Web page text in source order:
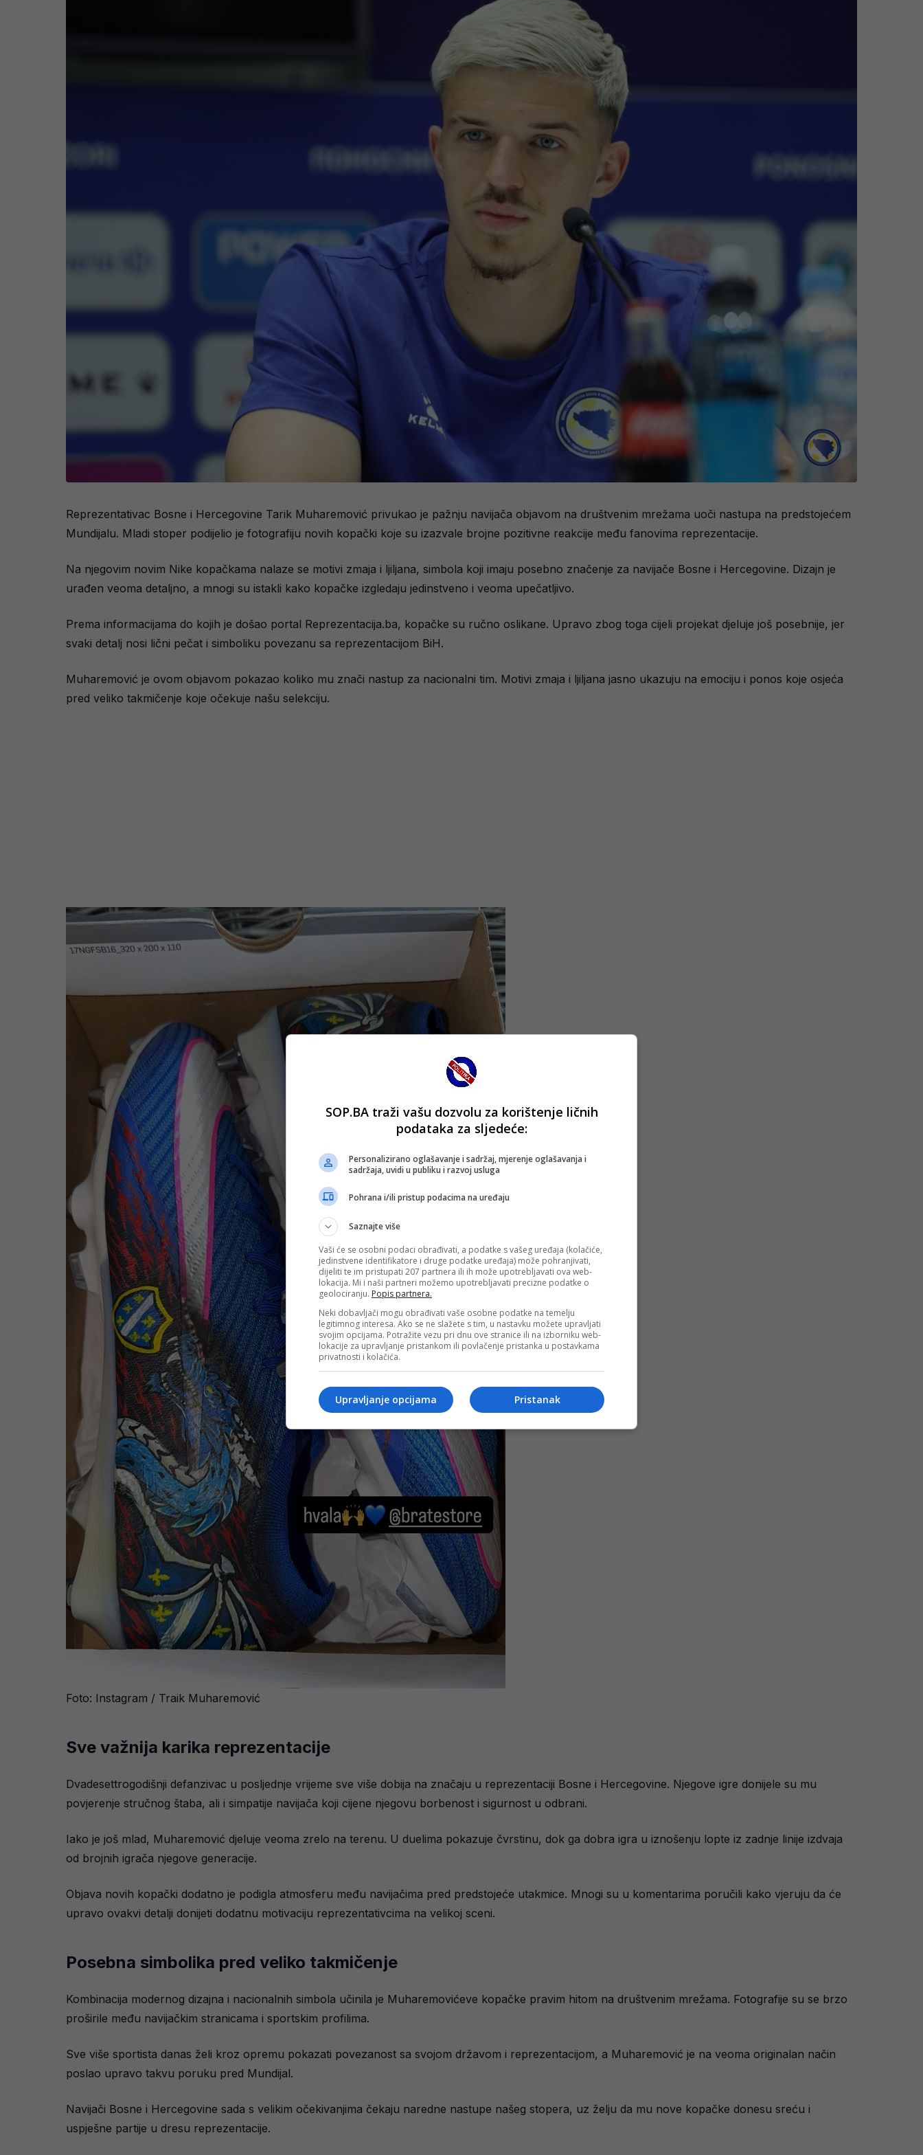
Reprezentativac Bosne i Hercegovine Tarik Muharemović privukao je pažnju navijača objavom na društvenim mrežama uoči nastupa na predstojećem
Mundijalu. Mladi stoper podijelio je fotografiju novih kopački koje su izazvale brojne pozitivne reakcije među fanovima reprezentacije.
Na njegovim novim Nike kopačkama nalaze se motivi zmaja i ljiljana, simbola koji imaju posebno značenje za navijače Bosne i Hercegovine. Dizajn je
urađen veoma detaljno, a mnogi su istakli kako kopačke izgledaju jedinstveno i veoma upečatljivo.
Prema informacijama do kojih je došao portal Reprezentacija.ba, kopačke su ručno oslikane. Upravo zbog toga cijeli projekat djeluje još posebnije, jer
svaki detalj nosi lični pečat i simboliku povezanu sa reprezentacijom BiH.
Muharemović je ovom objavom pokazao koliko mu znači nastup za nacionalni tim. Motivi zmaja i ljiljana jasno ukazuju na emociju i ponos koje osjeća
pred veliko takmičenje koje očekuje našu selekciju.
Foto: Instagram / Traik Muharemović
Sve važnija karika reprezentacije
Dvadesettrogodišnji defanzivac u posljednje vrijeme sve više dobija na značaju u reprezentaciji Bosne i Hercegovine. Njegove igre donijele su mu
povjerenje stručnog štaba, ali i simpatije navijača koji cijene njegovu borbenost i sigurnost u odbrani.
Iako je još mlad, Muharemović djeluje veoma zrelo na terenu. U duelima pokazuje čvrstinu, dok ga dobra igra u iznošenju lopte iz zadnje linije izdvaja
od brojnih igrača njegove generacije.
Objava novih kopački dodatno je podigla atmosferu među navijačima pred predstojeće utakmice. Mnogi su u komentarima poručili kako vjeruju da će
upravo ovakvi detalji donijeti dodatnu motivaciju reprezentativcima na velikoj sceni.
Posebna simbolika pred veliko takmičenje
Kombinacija modernog dizajna i nacionalnih simbola učinila je Muharemovićeve kopačke pravim hitom na društvenim mrežama. Fotografije su se brzo
proširile među navijačkim stranicama i sportskim profilima.
Sve više sportista danas želi kroz opremu pokazati povezanost sa svojom državom i reprezentacijom, a Muharemović je na veoma originalan način
poslao upravo takvu poruku pred Mundijal.
Navijači Bosne i Hercegovine sada s velikim očekivanjima čekaju naredne nastupe našeg stopera, uz želju da mu nove kopačke donesu sreću i
uspješne partije u dresu reprezentacije.
SOP.BA traži vašu dozvolu za korištenje ličnih
podataka za sljedeće:
Personalizirano oglašavanje i sadržaj, mjerenje oglašavanja i
sadržaja, uvidi u publiku i razvoj usluga
Pohrana i/ili pristup podacima na uređaju
Saznajte više
Vaši će se osobni podaci obrađivati, a podatke s vašeg uređaja (kolačiće,
jedinstvene identifikatore i druge podatke uređaja) može pohranjivati,
dijeliti te im pristupati 207 partnera ili ih može upotrebljavati ova web-
lokacija. Mi i naši partneri možemo upotrebljavati precizne podatke o
geolociranju. Popis partnera.
Neki dobavljači mogu obrađivati vaše osobne podatke na temelju
legitimnog interesa. Ako se ne slažete s tim, u nastavku možete upravljati
svojim opcijama. Potražite vezu pri dnu ove stranice ili na izborniku web-
lokacije za upravljanje pristankom ili povlačenje pristanka u postavkama
privatnosti i kolačića.
Pristanak
Upravljanje opcijama